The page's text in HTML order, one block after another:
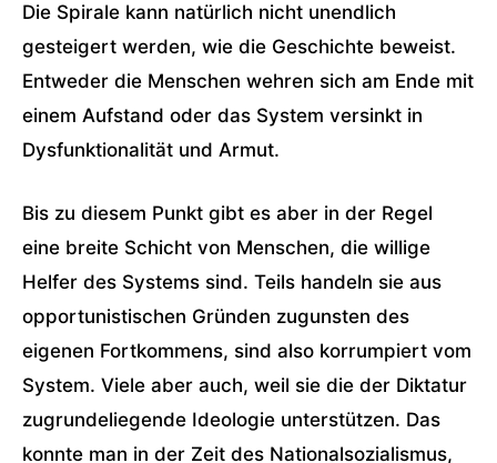
Die Spirale kann natürlich nicht unendlich
gesteigert werden, wie die Geschichte beweist.
Entweder die Menschen wehren sich am Ende mit
einem Aufstand oder das System versinkt in
Dysfunktionalität und Armut.
Bis zu diesem Punkt gibt es aber in der Regel
eine breite Schicht von Menschen, die willige
Helfer des Systems sind. Teils handeln sie aus
opportunistischen Gründen zugunsten des
eigenen Fortkommens, sind also korrumpiert vom
System. Viele aber auch, weil sie die der Diktatur
zugrundeliegende Ideologie unterstützen. Das
konnte man in der Zeit des Nationalsozialismus,